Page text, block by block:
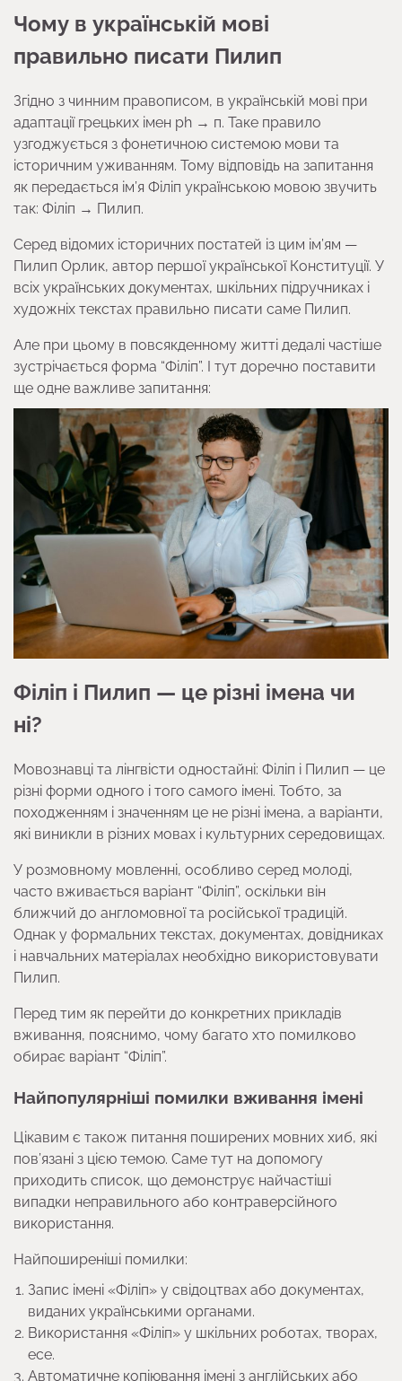
Чому в українській мові
правильно писати Пилип
Згідно з чинним правописом, в українській мові при
адаптації грецьких імен ph → п. Таке правило
узгоджується з фонетичною системою мови та
історичним уживанням. Тому відповідь на запитання
як передається ім’я Філіп українською мовою звучить
так: Філіп → Пилип.
Серед відомих історичних постатей із цим ім’ям —
Пилип Орлик, автор першої української Конституції. У
всіх українських документах, шкільних підручниках і
художніх текстах правильно писати саме Пилип.
Але при цьому в повсякденному житті дедалі частіше
зустрічається форма “Філіп”. І тут доречно поставити
ще одне важливе запитання:
Філіп і Пилип — це різні імена чи
ні?
Мовознавці та лінгвісти одностайні: Філіп і Пилип — це
різні форми одного і того самого імені. Тобто, за
походженням і значенням це не різні імена, а варіанти,
які виникли в різних мовах і культурних середовищах.
У розмовному мовленні, особливо серед молоді,
часто вживається варіант “Філіп”, оскільки він
ближчий до англомовної та російської традицій.
Однак у формальних текстах, документах, довідниках
і навчальних матеріалах необхідно використовувати
Пилип.
Перед тим як перейти до конкретних прикладів
вживання, пояснимо, чому багато хто помилково
обирає варіант “Філіп”.
Найпопулярніші помилки вживання імені
Цікавим є також питання поширених мовних хиб, які
пов’язані з цією темою. Саме тут на допомогу
приходить список, що демонструє найчастіші
випадки неправильного або контраверсійного
використання.
Найпоширеніші помилки:
Запис імені «Філіп» у свідоцтвах або документах,
виданих українськими органами.
Використання «Філіп» у шкільних роботах, творах,
есе.
Автоматичне копіювання імені з англійських або